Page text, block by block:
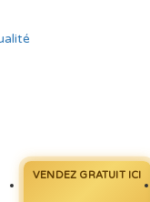
VENDEZ GRATUIT ICI